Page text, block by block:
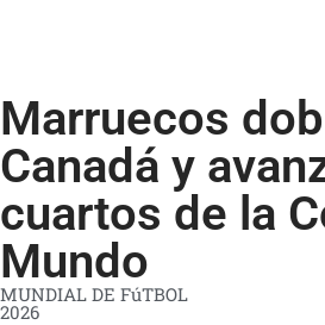
Marruecos
Canadá y
cuartos de la
Mundo
MUNDIAL DE FúTBOL
2026